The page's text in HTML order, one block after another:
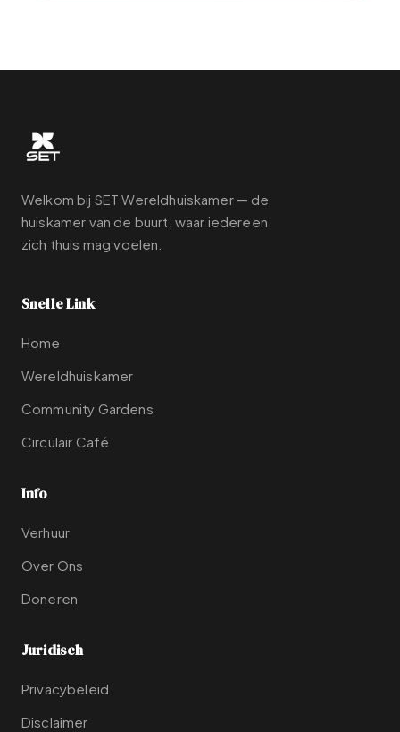
Welkom bij SET Wereldhuiskamer — de
huiskamer van de buurt, waar iedereen
zich thuis mag voelen.
Snelle Link
Home
Wereldhuiskamer
Community Gardens
Circulair Café
Info
Verhuur
Over Ons
Doneren
Juridisch
Privacybeleid
Disclaimer